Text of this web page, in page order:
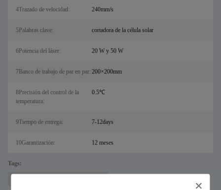
4Trazado de velocidad: 240mm/s
5Palabras clave: cortadora de la célula solar
6Potencia del láser: 20 W y 50 W
7Banco de trabajo de par en par: 200×200mm
8Precisión del control de la
temperatura:
0.5℃
9Tiempo de entrega: 7-12days
10Garantización: 12 meses
Tags: